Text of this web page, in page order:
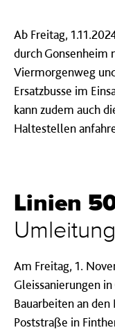
Ab Freitag,
durch Gonsenheim
Viermorgenweg
Ersatzbusse im
kann zudem auch
Haltestellen
Linien
Am Freitag, 1.
Gleissanierungen
Bauarbeiten an
Poststraße in